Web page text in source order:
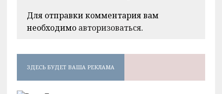
Для отправки комментария вам
необходимо авторизоваться.
ЗДЕСЬ БУДЕТ ВАША РЕКЛАМА